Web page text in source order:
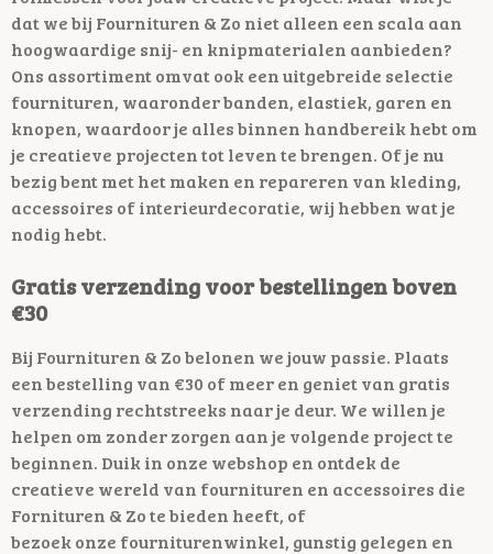
dat we bij Fournituren & Zo niet alleen een scala aan
hoogwaardige snij- en knipmaterialen aanbieden?
Ons assortiment omvat ook een uitgebreide selectie
fournituren, waaronder banden, elastiek, garen en
knopen, waardoor je alles binnen handbereik hebt om
je creatieve projecten tot leven te brengen. Of je nu
bezig bent met het maken en repareren van kleding,
accessoires of interieurdecoratie, wij hebben wat je
nodig hebt.
Gratis verzending voor bestellingen boven
€30
Bij Fournituren & Zo belonen we jouw passie. Plaats
een bestelling van €30 of meer en geniet van gratis
verzending rechtstreeks naar je deur. We willen je
helpen om zonder zorgen aan je volgende project te
beginnen. Duik in onze webshop en ontdek de
creatieve wereld van fournituren en accessoires die
Fornituren & Zo te bieden heeft, of
bezoek onze fourniturenwinkel, gunstig gelegen en